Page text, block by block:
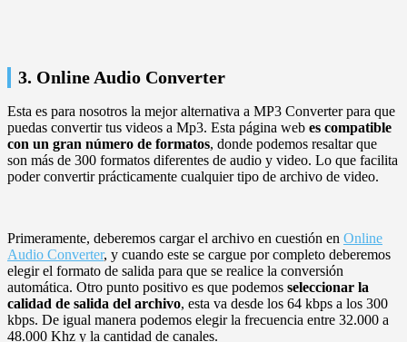
3. Online Audio Converter
Esta es para nosotros la mejor alternativa a MP3 Converter para que
puedas convertir tus videos a Mp3. Esta página web es compatible
con un gran número de formatos, donde podemos resaltar que
son más de 300 formatos diferentes de audio y video. Lo que facilita
poder convertir prácticamente cualquier tipo de archivo de video.
Primeramente, deberemos cargar el archivo en cuestión en Online
Audio Converter, y cuando este se cargue por completo deberemos
elegir el formato de salida para que se realice la conversión
automática. Otro punto positivo es que podemos seleccionar la
calidad de salida del archivo, esta va desde los 64 kbps a los 300
kbps. De igual manera podemos elegir la frecuencia entre 32.000 a
48.000 Khz y la cantidad de canales.